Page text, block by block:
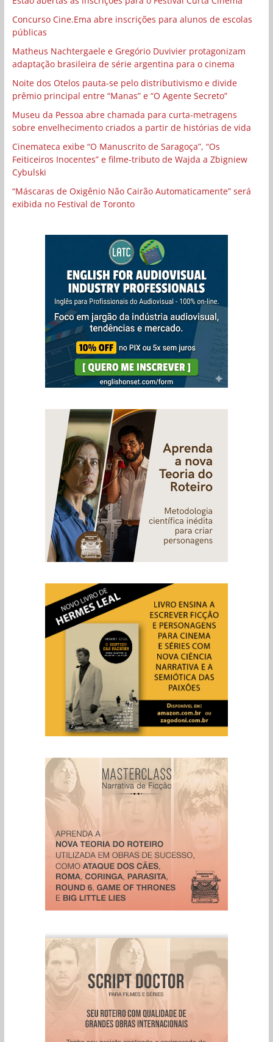
Concurso Cine.Ema abre inscrições para alunos de escolas
públicas
Matheus Nachtergaele e Gregório Duvivier protagonizam
adaptação brasileira de série argentina para o cinema
Noite dos Otelos pauta-se pelo distributivismo e divide
prêmio principal entre “Manas” e “O Agente Secreto”
Museu da Pessoa abre chamada para curta-metragens
sobre envelhecimento criados a partir de histórias de vida
Cinemateca exibe “O Manuscrito de Saragoça”, “Os
Feiticeiros Inocentes” e filme-tributo de Wajda a Zbigniew
Cybulski
“Máscaras de Oxigênio Não Cairão Automaticamente” será
exibida no Festival de Toronto